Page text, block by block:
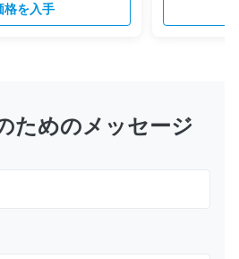
スクはsealless漏出を
ります。乳液なしの伸
ん;表面のマスクを調節
nosepieceが塗られる
は長続きがし、湿気
格を入手
あなたの表面
臭。 •反イン
ためのメッセージ